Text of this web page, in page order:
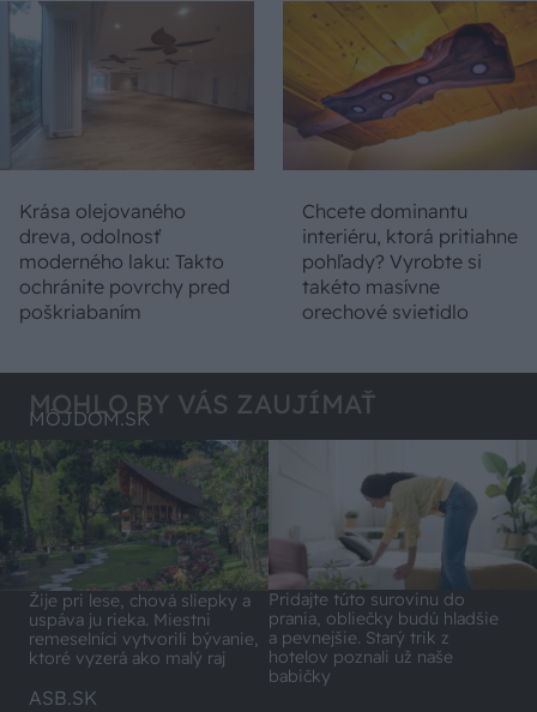
Krása olejovaného
dreva, odolnosť
moderného laku: Takto
ochránite povrchy pred
poškriabaním
Chcete dominantu
interiéru, ktorá pritiahne
pohľady? Vyrobte si
takéto masívne
orechové svietidlo
MOHLO BY VÁS ZAUJÍMAŤ
MÔJDOM.SK
Žije pri lese, chová sliepky a
uspáva ju rieka. Miestni
remeselníci vytvorili bývanie,
ktoré vyzerá ako malý raj
Pridajte túto surovinu do
prania, obliečky budú hladšie
a pevnejšie. Starý trik z
hotelov poznali už naše
babičky
ASB.SK